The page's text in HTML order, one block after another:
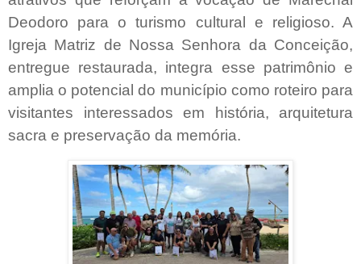
Deodoro para o turismo cultural e religioso. A
Igreja Matriz de Nossa Senhora da Conceição,
entregue restaurada, integra esse patrimônio e
amplia o potencial do município como roteiro para
visitantes interessados em história, arquitetura
sacra e preservação da memória.